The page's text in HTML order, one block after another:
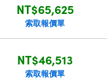
NT$65,625
索取報價單
NT$46,513
索取報價單